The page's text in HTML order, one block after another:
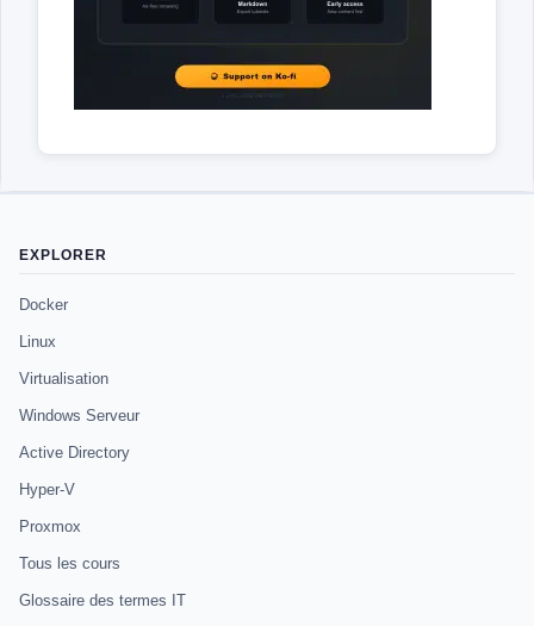
EXPLORER
Docker
Linux
Virtualisation
Windows Serveur
Active Directory
Hyper-V
Proxmox
Tous les cours
Glossaire des termes IT